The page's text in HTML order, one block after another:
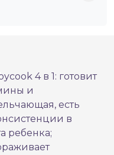
4 в 1: готовит
и
есть
в
ребенка;